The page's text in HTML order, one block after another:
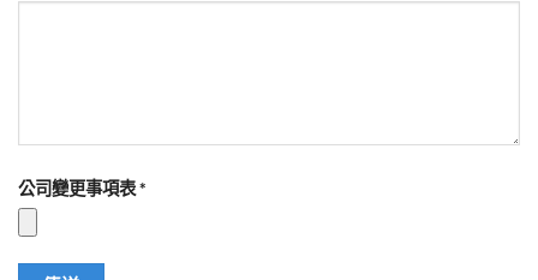
公司變更事項表 *